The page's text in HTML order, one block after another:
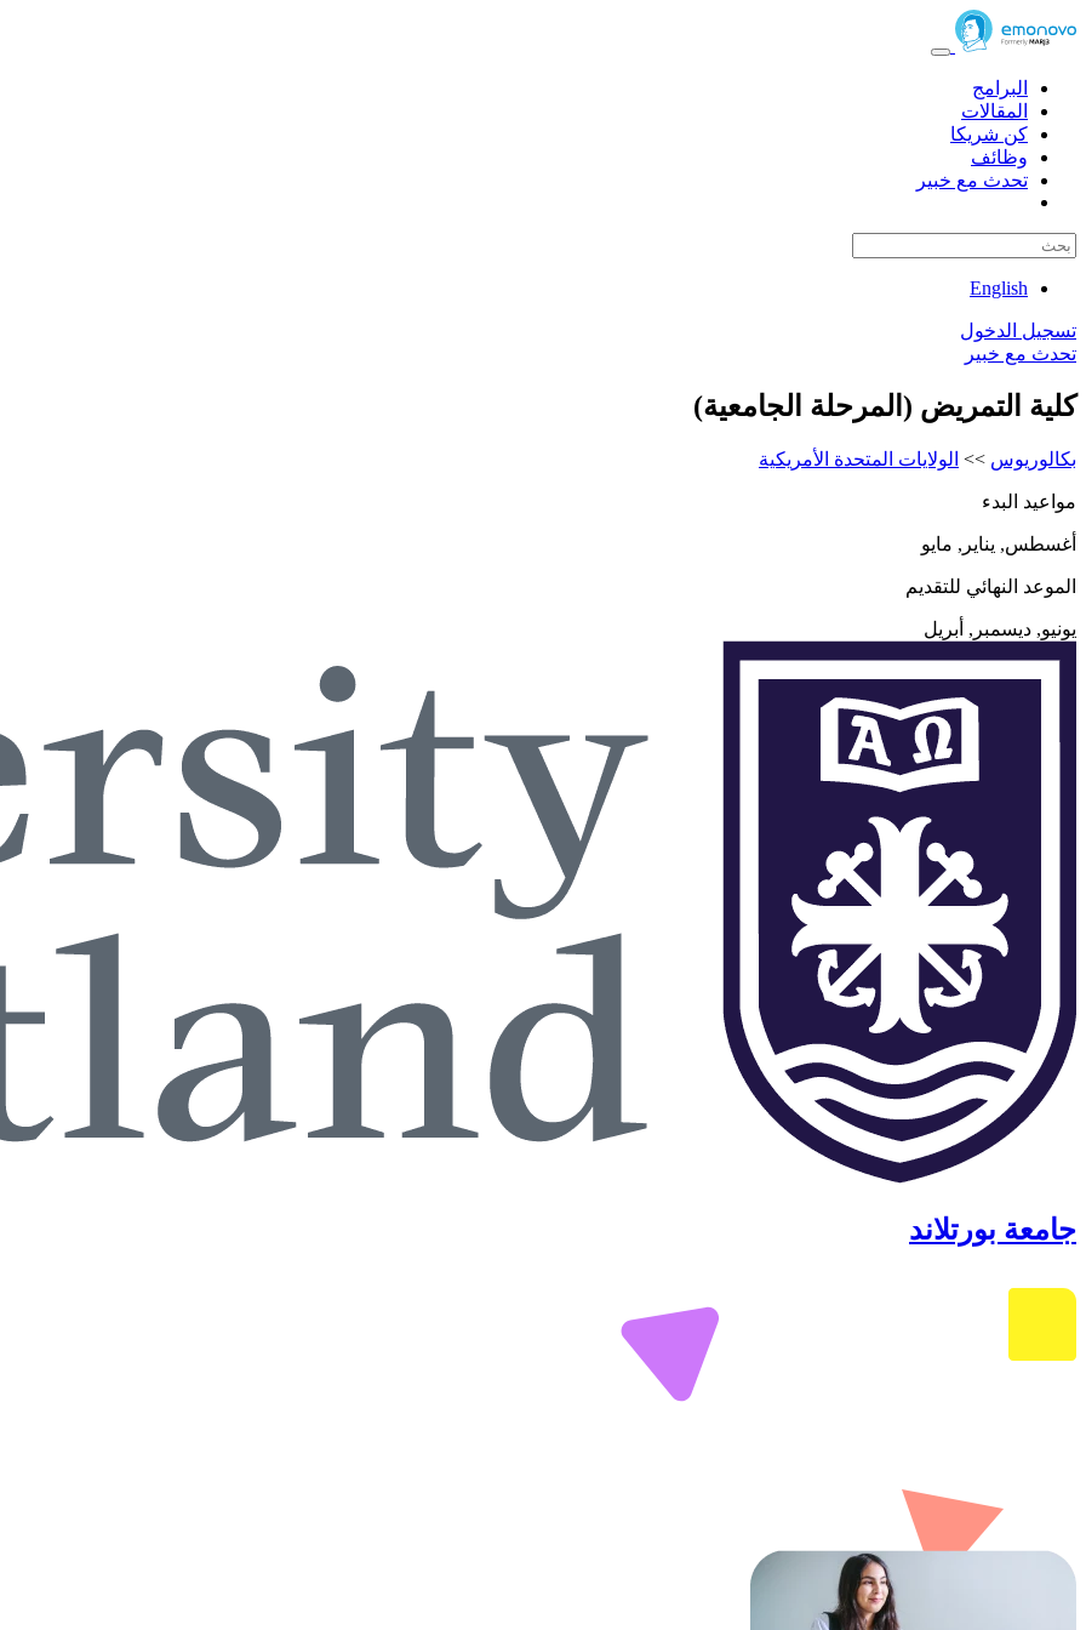
البرامج
المقالات
كن شريكا
وظائف
تحدث مع خبير
English
تسجيل الدخول
تحدث مع خبير
كلية التمريض (المرحلة الجامعية)
بكالوريوس >> الولايات المتحدة الأمريكية
مواعيد البدء
أغسطس, يناير, مايو
الموعد النهائي للتقديم
يونيو, ديسمبر, أبريل
جامعة بورتلاند